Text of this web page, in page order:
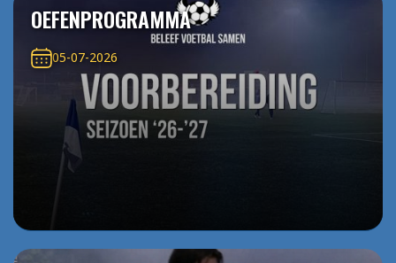
OEFENPROGRAMMA
05-07-2026